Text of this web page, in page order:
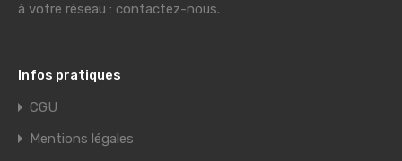
à votre réseau : contactez-nous.
Infos pratiques
CGU
Mentions légales